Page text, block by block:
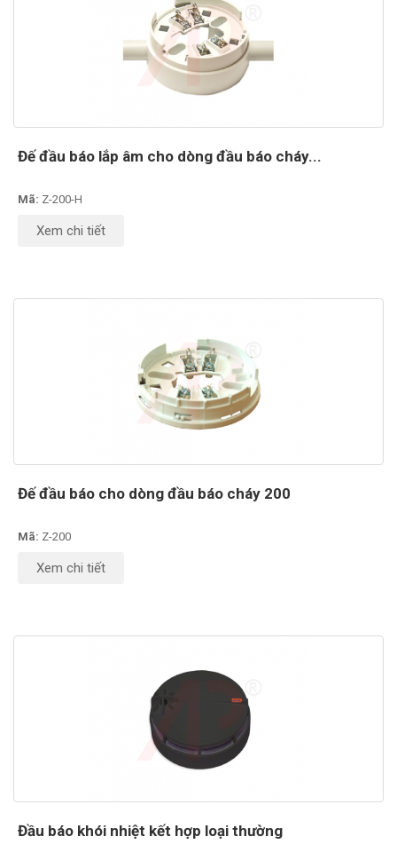
Đế đầu báo lắp âm cho dòng đầu báo cháy...
Mã: Z-200-H
Xem chi tiết
Đế đầu báo cho dòng đầu báo cháy 200
Mã: Z-200
Xem chi tiết
Đầu báo khói nhiệt kết hợp loại thường